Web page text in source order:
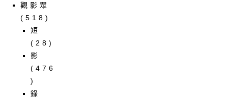
觀影眾
(518)
短
(28)
影
(476
)
錄